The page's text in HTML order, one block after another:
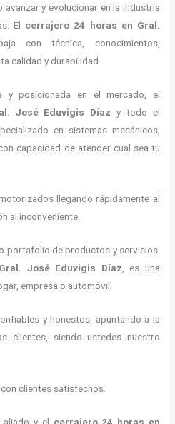
y evolucionar en la industria
El cerrajero 24 horas en Gral.
con técnica, conocimientos,
calidad y durabilidad.
y posicionada en el mercado, el
José Eduvigis Díaz y todo el
en sistemas mecánicos,
capacidad de atender cual sea tu
llegando rápidamente al
al inconveniente.
portafolio de productos y servicios.
José Eduvigis Díaz, es una
empresa o automóvil.
y honestos, apuntando a la
clientes, siendo ustedes nuestro
clientes satisfechos.